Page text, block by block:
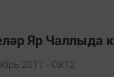
Яр Чаллыда
2017 - 09:12